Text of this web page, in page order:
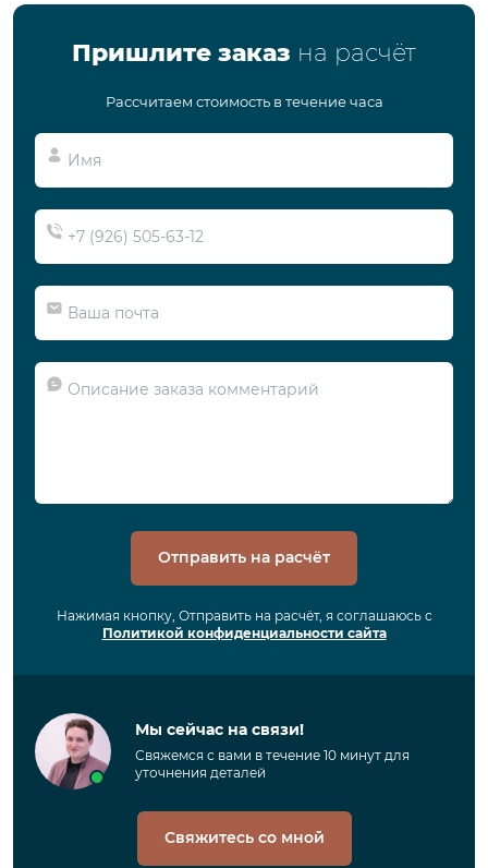
Пришлите заказ на расчёт
Рассчитаем стоимость в течение часа
Отправить на расчёт
Нажимая кнопку, Отправить на расчёт, я соглашаюсь с
Политикой конфиденциальности сайта
Мы сейчас на связи!
Свяжемся с вами в течение 10 минут для
уточнения деталей
Свяжитесь со мной